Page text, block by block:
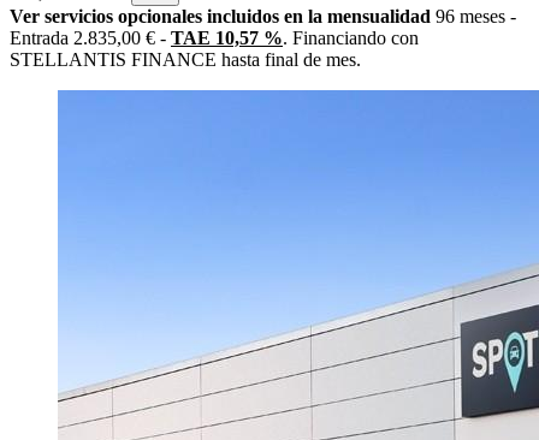
Ver servicios opcionales incluidos en la mensualidad 96 meses -
Entrada 2.835,00 € - TAE 10,57 %. Financiando con
STELLANTIS FINANCE hasta final de mes.